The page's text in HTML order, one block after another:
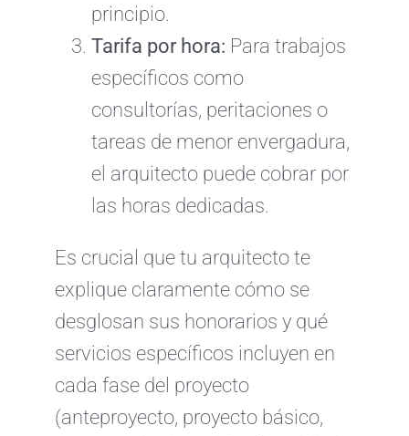
principio.
Tarifa por hora: Para trabajos
específicos como
consultorías, peritaciones o
tareas de menor envergadura,
el arquitecto puede cobrar por
las horas dedicadas.
Es crucial que tu arquitecto te
explique claramente cómo se
desglosan sus honorarios y qué
servicios específicos incluyen en
cada fase del proyecto
(anteproyecto, proyecto básico,